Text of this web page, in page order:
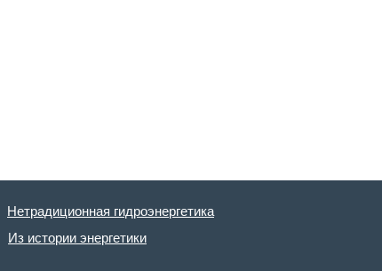
Нетрадиционная гидроэнергетика
Из истории энергетики